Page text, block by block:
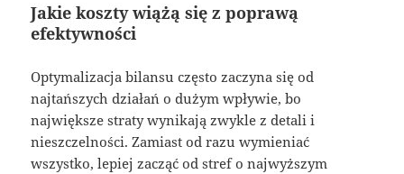
Jakie koszty wiążą się z poprawą
efektywności
Optymalizacja bilansu często zaczyna się od
najtańszych działań o dużym wpływie, bo
największe straty wynikają zwykle z detali i
nieszczelności. Zamiast od razu wymieniać
wszystko, lepiej zacząć od stref o najwyższym